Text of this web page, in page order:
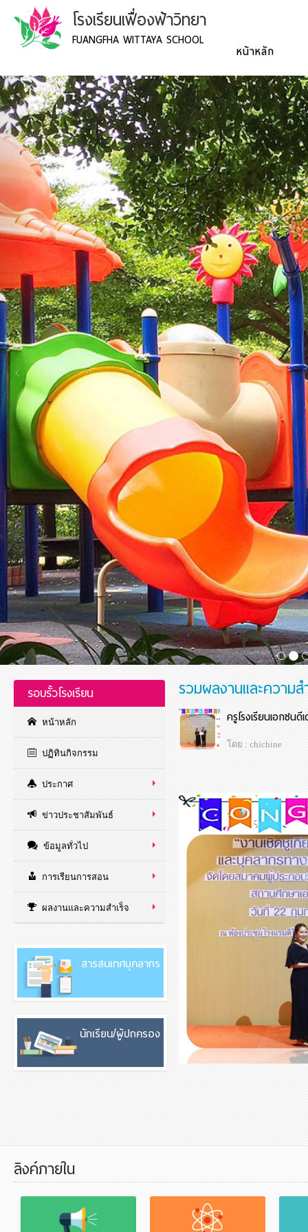
โรงเรียนเฟื่องฟ้าวิทยา
FUANGFHA WITTAYA SCHOOL
หน้าหลัก
รอบรั้วโรงเรียน
หน้าหลัก
ปฏิทินกิจกรรม
ประกาศ
ข่าวประชาสัมพันธ์
ข้อมูลทั่วไป
การเรียนการสอน
ผลงานและความสำเร็จ
สารสนเทศบุคลากร
นักเรียน/ผู้ปกครอง
รวมผลงานและความส
ครูโรงเรียนเอกชนดี
โดย : chichine
ลิงค์ภายใน